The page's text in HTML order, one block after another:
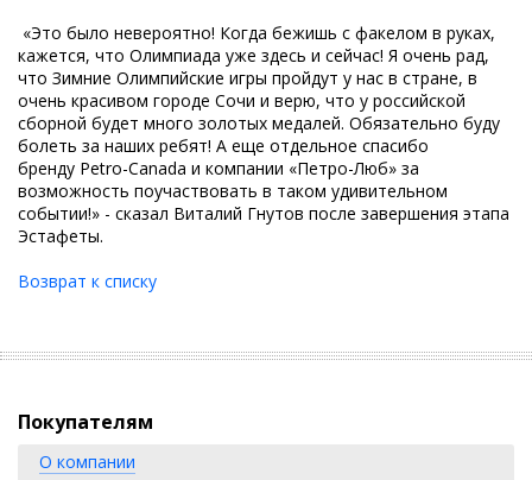
«Это было невероятно! Когда бежишь с факелом в руках,
кажется, что Олимпиада уже здесь и сейчас! Я очень рад,
что Зимние Олимпийские игры пройдут у нас в стране, в
очень красивом городе Сочи и верю, что у российской
сборной будет много золотых медалей. Обязательно буду
болеть за наших ребят! А еще отдельное спасибо
бренду Petro-Canada и компании «Петро-Люб» за
возможность поучаствовать в таком удивительном
событии!» - сказал Виталий Гнутов после завершения этапа
Эстафеты.
Возврат к списку
Покупателям
О компании